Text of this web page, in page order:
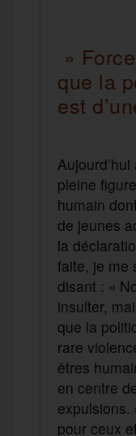
»
que la
est
pleine
humain
de jeunes
la
faite, je me
disant : «
insulter,
que la
rare
êtres
en centre
expulsions.
pour ceux